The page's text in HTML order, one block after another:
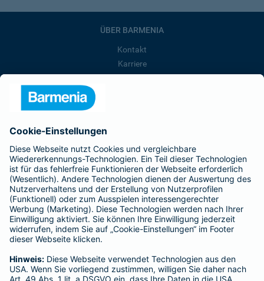
ÜBER BARMENIA
Kontakt
Karriere
Barmenia ist Teil der BarmeniaGothaer
BELIEBTE SEITEN
Kranken-Zusatzversicherung
Tierversicherungen
Haftpflichtversicherung
Hausratversicherung
Adresse ändern